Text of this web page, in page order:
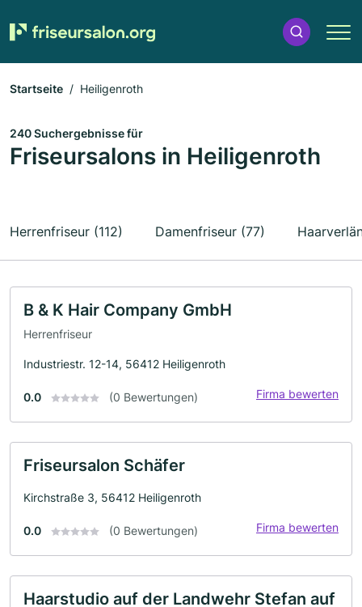
Startseite Heiligenroth
240 Suchergebnisse für
Friseursalons in Heiligenroth
Herrenfriseur (112) Damenfriseur (77)
B & K Hair Company GmbH
Herrenfriseur
Industriestr. 12-14, 56412 Heiligenroth
0.0 (0 Bewertungen) Firma bewerten
Friseursalon Schäfer
Kirchstraße 3, 56412 Heiligenroth
0.0 (0 Bewertungen) Firma bewerten
Haarstudio auf der Landwehr Stefan auf